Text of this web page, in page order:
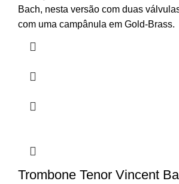
Bach, nesta versão com duas
com uma campânula em Gold-Brass.
Trombone Tenor Vincent